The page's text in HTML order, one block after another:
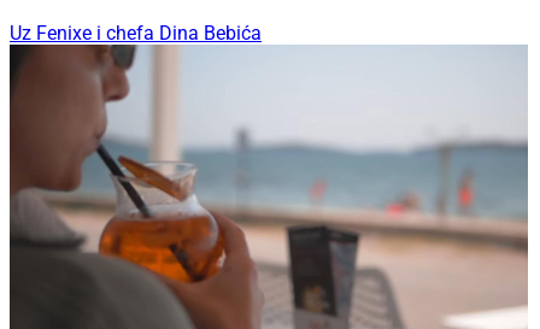
Uz Fenixe i chefa Dina Bebića